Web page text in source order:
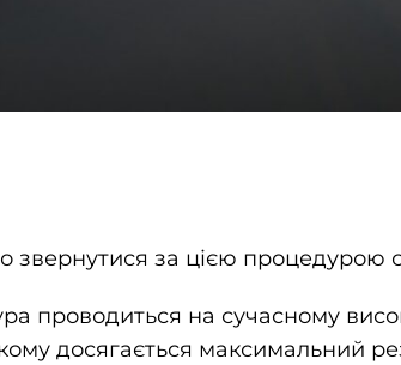
звернутися за цією процедурою
проводиться на сучасному
досягається максимальний